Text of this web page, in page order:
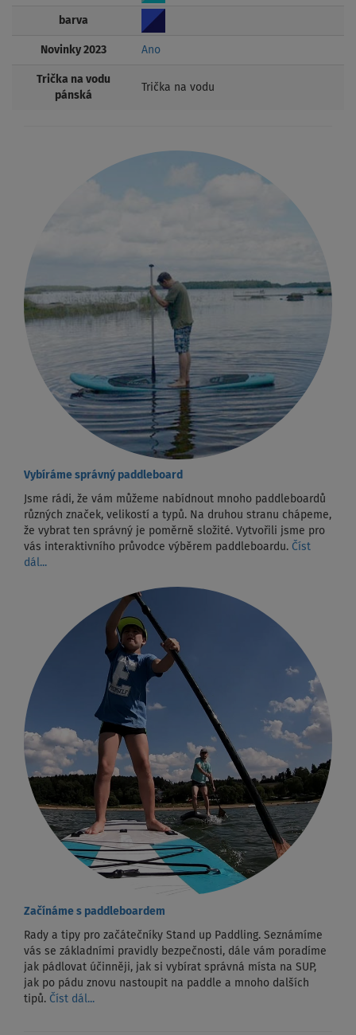
barva
Novinky 2023 Ano
Trička na vodu
pánská
Trička na vodu
Vybíráme správný paddleboard
Jsme rádi, že vám můžeme nabídnout mnoho paddleboardů
různých značek, velikostí a typů. Na druhou stranu chápeme,
že vybrat ten správný je poměrně složité. Vytvořili jsme pro
vás interaktivního průvodce výběrem paddleboardu. Číst
dál...
Začínáme s paddleboardem
Rady a tipy pro začátečníky Stand up Paddling. Seznámíme
vás se základními pravidly bezpečnosti, dále vám poradíme
jak pádlovat účinněji, jak si vybírat správná místa na SUP,
jak po pádu znovu nastoupit na paddle a mnoho dalších
tipů. Číst dál...